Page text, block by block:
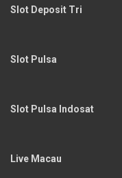
Slot Deposit Tri
Slot Pulsa
Slot Pulsa Indosat
Live Macau